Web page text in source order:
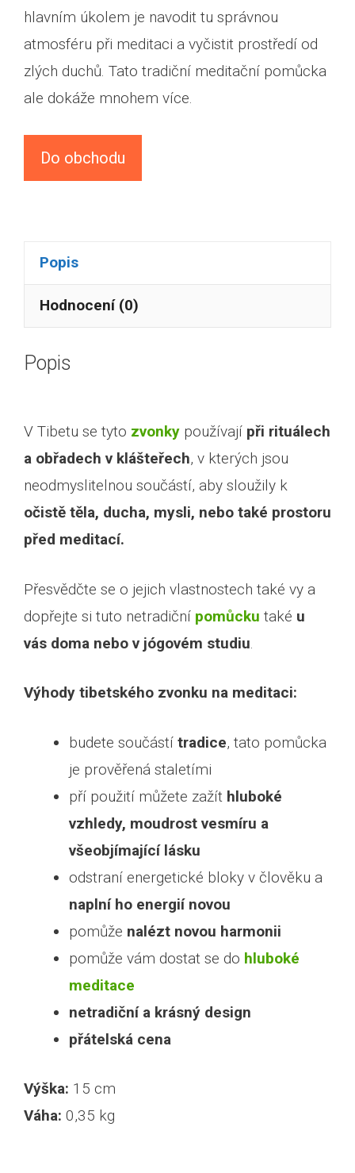
hlavním úkolem je navodit tu správnou
atmosféru při meditaci a vyčistit prostředí od
zlých duchů. Tato tradiční meditační pomůcka
ale dokáže mnohem více.
Do obchodu
Popis
Hodnocení (0)
Popis
V Tibetu se tyto zvonky používají při rituálech
a obřadech v klášteřech, v kterých jsou
neodmyslitelnou součástí, aby sloužily k
očistě těla, ducha, mysli, nebo také prostoru
před meditací.
Přesvědčte se o jejich vlastnostech také vy a
dopřejte si tuto netradiční pomůcku také u
vás doma nebo v jógovém studiu.
Výhody tibetského zvonku na meditaci:
budete součástí tradice, tato pomůcka
je prověřená staletími
pří použití můžete zažít hluboké
vzhledy, moudrost vesmíru a
všeobjímající lásku
odstraní energetické bloky v člověku a
naplní ho energií novou
pomůže nalézt novou harmonii
pomůže vám dostat se do hluboké
meditace
netradiční a krásný design
přátelská cena
Výška: 15 cm
Váha: 0,35 kg